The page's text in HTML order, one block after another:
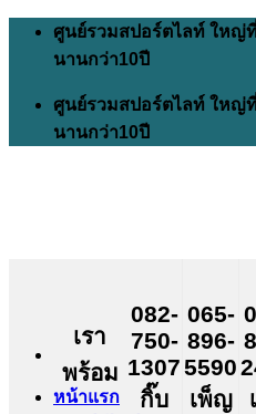
Skip
content
ศูนย์รวมสปอร์ตไลท์ ใหญ่
นานกว่า10ปี
ศูนย์รวมสปอร์ตไลท์ ใหญ่
นานกว่า10ปี
หน้าแรก
เรา
พร้อม
082-
750-
1307
กิ๊บ
065-
896-
5590
เพ็ญ